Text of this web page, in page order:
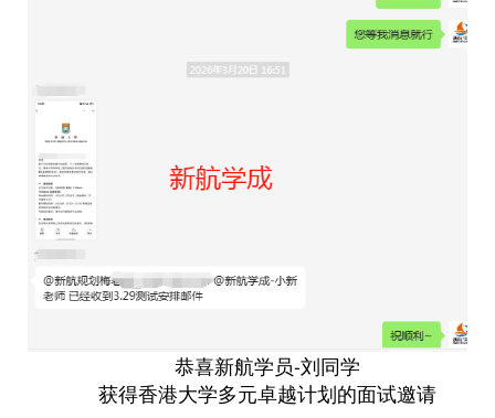
恭喜新航学员-刘同学
获得香港大学多元卓越计划的面试邀请